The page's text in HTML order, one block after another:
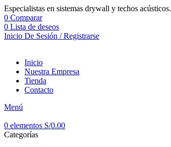
Especialistas en sistemas drywall y techos acústicos.
0 Comparar
0 Lista de deseos
Inicio De Sesión / Registrarse
Inicio
Nuestra Empresa
Tienda
Contacto
Menú
0 elementos S/0.00
Categorías